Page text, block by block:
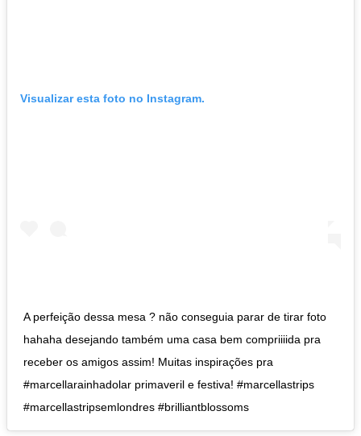
Visualizar esta foto no Instagram.
A perfeição dessa mesa ? não conseguia parar de tirar foto
hahaha desejando também uma casa bem compriiiida pra
receber os amigos assim! Muitas inspirações pra
#marcellarainhadolar primaveril e festiva! #marcellastrips
#marcellastripsemlondres #brilliantblossoms